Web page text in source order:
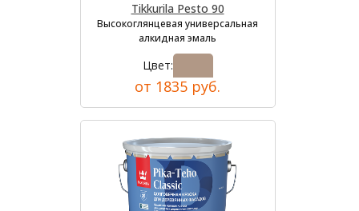
Tikkurila Pesto 90
Высокоглянцевая универсальная
алкидная эмаль
Цвет:
от 1835 руб.